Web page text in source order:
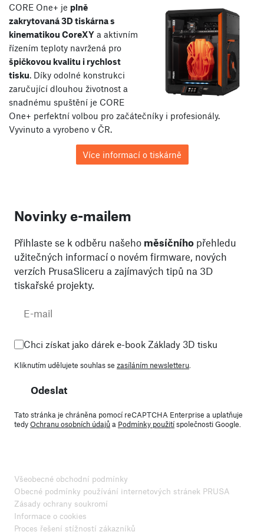
CORE One+ je plně
zakrytovaná 3D tiskárna s
kinematikou CoreXY a aktivním
řízením teploty navržená pro
špičkovou kvalitu i rychlost
tisku. Díky odolné konstrukci
zaručující dlouhou životnost a
snadnému spuštění je CORE
One+ perfektní volbou pro začátečníky i profesionály.
Vyvinuto a vyrobeno v ČR.
Více informací o tiskárně
Novinky e-mailem
Přihlaste se k odběru našeho měsíčního přehledu
užitečných informací o novém firmware, nových
verzích PrusaSliceru a zajímavých tipů na 3D
tiskařské projekty.
Chci získat jako dárek e-book Základy 3D tisku
Kliknutím udělujete souhlas se zasíláním newsletteru
Odeslat
Tato stránka je chráněna pomocí reCAPTCHA Enterprise a uplatňuje
tedyOchranu osobních údajůa Podmínky použitíspolečnosti Google.
Všeobecné obchodní podmínky
Obecné podmínky používání internetových stránek PRUSA
Zásady ochrany soukromí
Informace o cookies
Proces řešení stížností zákazníků